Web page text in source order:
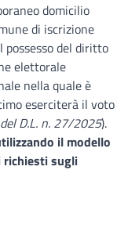
domicilio
di iscrizione
del diritto
elettorale
nella quale è
eserciterà il voto
D.L. n. 27/2025).
il modello
richiesti sugli